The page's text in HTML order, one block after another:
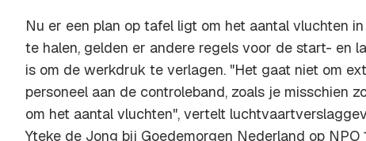
Nu er een plan op tafel ligt om het aantal vluchten
te halen, gelden er andere regels voor de start- en
is om de werkdruk te verlagen. "Het gaat niet om
personeel aan de controleband, zoals je misschien
om het aantal vluchten", vertelt
Yteke de Jong bij Goedemorgen Nederland op NPO